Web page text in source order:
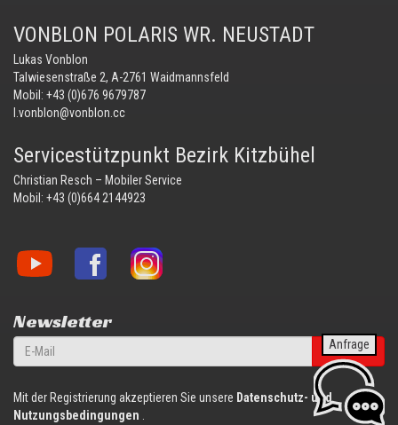
VONBLON POLARIS WR. NEUSTADT
Lukas Vonblon
Talwiesenstraße 2, A-2761 Waidmannsfeld
Mobil: +43 (0)676 9679787
l.vonblon@vonblon.cc
Servicestützpunkt Bezirk Kitzbühel
Christian Resch – Mobiler Service
Mobil: +43 (0)664 2144923
Vonblon
auf
Vonblon
Vonblon
auf
Newsletter
anmelden
Mit der Registrierung akzeptieren Sie unsere Datenschutz- und
Nutzungsbedingungen
Anfrage